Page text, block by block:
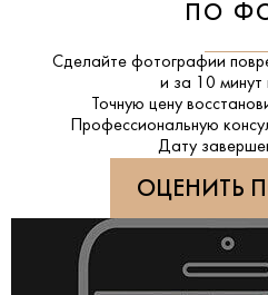
ПО
Сделайте фотографии
и за
10 минут
Точную цену
Профессиональную
Дату
ОЦЕНИТЬ